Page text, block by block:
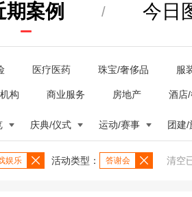
期案例 / 今日
医疗医药 珠宝/奢侈品 服
构 商业服务 房地产 酒店
庆典/仪式 运动/赛事 团建/
娱乐 活动类型： 答谢会 清空